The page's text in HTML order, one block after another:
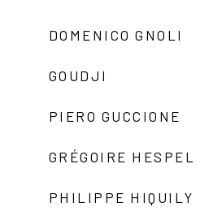
DOMENICO GNOLI
GOUDJI
PIERO GUCCIONE
GRÉGOIRE HESPEL
PHILIPPE HIQUILY